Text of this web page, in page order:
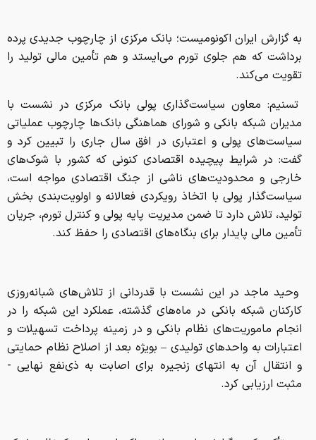
گفت: در شرایط پیچیده اقتصادی کنونی که کشور با شوک‌های
خارجی و محدودیت‌های ناشی از جنگ اقتصادی مواجه است،
سیاست‌گذار پولی با اتخاذ رویکردی فعالانه و اولویت‌بندی بخش
تولید، تلاش دارد تا ضمن مدیریت پایه پولی و کنترل تورم، جریان
تأمین مالی پایدار برای بنگاه‌های اقتصادی را حفظ کند.
وحید ماجد در این نشست با قدردانی از تلاش‌های شبانه‌روزی
کارکنان شبکه بانکی در ماه‌های گذشته، عملکرد این شبکه را در
انجام ماموریت‌های نظام بانکی و در زمینه پرداخت تسهیلات و
اعتبارات به واحدهای تولیدی – بویژه بعد از اصلاح نظام حمایتی
وی تأکید کرد: «گزارش‌های میدانی حاکی از همراهی کم‌نظیر شبکه
بانکی با سیاست‌های کلان پولی است، با این حال هدف اصلی،
مدیریت هوشمندانه محدودیت‌ها و پیامدهای ناشی از جنگ
اقتصادی است».